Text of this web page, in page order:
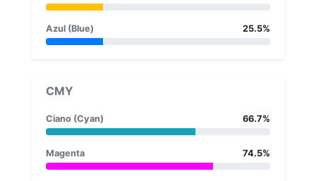
Azul (Blue) 25.5%
CMY
Ciano (Cyan) 66.7%
Magenta 74.5%